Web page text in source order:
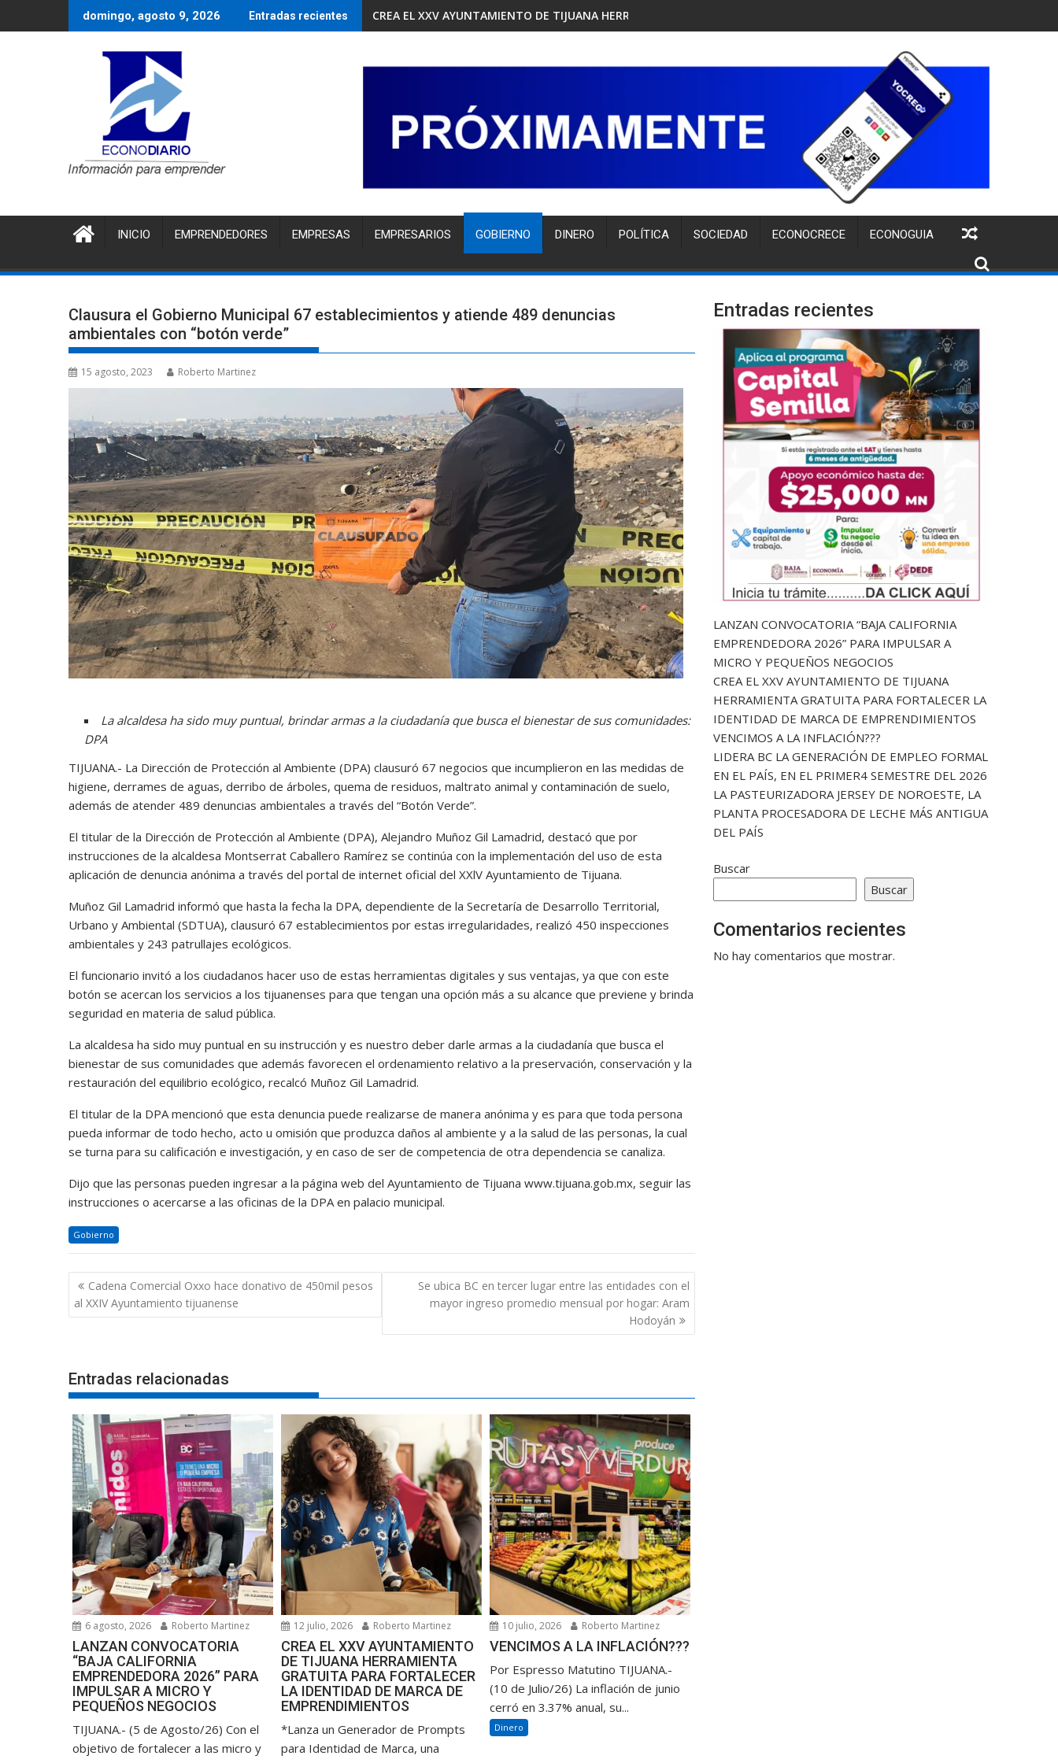
al
domingo, agosto 9, 2026 Entradas recientes CREA EL XXV AYUNTAMIENTO DE TIJUANA HERRAMIENTA GRATUITA PARA FORTALECER LA IDENTIDAD DE MARCA DE
INICIO EMPRENDEDORES EMPRESAS EMPRESARIOS GOBIERNO DINERO POLÍTICA SOCIEDAD ECONOCRECE ECONOGUIA
Clausura el Gobierno Municipal 67 establecimientos y atiende 489 denuncias
ambientales con “botón verde”
15 agosto, 2023 Roberto Martinez
La alcaldesa ha sido muy puntual, brindar armas a la ciudadanía que busca el bienestar de sus comunidades:
DPA
TIJUANA.- La Dirección de Protección al Ambiente (DPA) clausuró 67 negocios que incumplieron en las medidas de
higiene, derrames de aguas, derribo de árboles, quema de residuos, maltrato animal y contaminación de suelo,
además de atender 489 denuncias ambientales a través del “Botón Verde”.
El titular de la Dirección de Protección al Ambiente (DPA), Alejandro Muñoz Gil Lamadrid, destacó que por
instrucciones de la alcaldesa Montserrat Caballero Ramírez se continúa con la implementación del uso de esta
aplicación de denuncia anónima a través del portal de internet oficial del XXlV Ayuntamiento de Tijuana.
Muñoz Gil Lamadrid informó que hasta la fecha la DPA, dependiente de la Secretaría de Desarrollo Territorial,
Urbano y Ambiental (SDTUA), clausuró 67 establecimientos por estas irregularidades, realizó 450 inspecciones
ambientales y 243 patrullajes ecológicos.
El funcionario invitó a los ciudadanos hacer uso de estas herramientas digitales y sus ventajas, ya que con este
botón se acercan los servicios a los tijuanenses para que tengan una opción más a su alcance que previene y brinda
seguridad en materia de salud pública.
La alcaldesa ha sido muy puntual en su instrucción y es nuestro deber darle armas a la ciudadanía que busca el
bienestar de sus comunidades que además favorecen el ordenamiento relativo a la preservación, conservación y la
restauración del equilibrio ecológico, recalcó Muñoz Gil Lamadrid.
El titular de la DPA mencionó que esta denuncia puede realizarse de manera anónima y es para que toda persona
pueda informar de todo hecho, acto u omisión que produzca daños al ambiente y a la salud de las personas, la cual
se turna para su calificación e investigación, y en caso de ser de competencia de otra dependencia se canaliza.
Dijo que las personas pueden ingresar a la página web del Ayuntamiento de Tijuana www.tijuana.gob.mx, seguir las
instrucciones o acercarse a las oficinas de la DPA en palacio municipal.
Gobierno
Navegación
de
entradas
Cadena Comercial Oxxo hace donativo de 450mil pesos
al XXIV Ayuntamiento tijuanense
Se ubica BC en tercer lugar entre las entidades con el
mayor ingreso promedio mensual por hogar: Aram
Hodoyán
Entradas relacionadas
6 agosto, 2026 Roberto Martinez
LANZAN CONVOCATORIA
“BAJA CALIFORNIA
EMPRENDEDORA 2026” PARA
IMPULSAR A MICRO Y
PEQUEÑOS NEGOCIOS
TIJUANA.- (5 de Agosto/26) Con el
objetivo de fortalecer a las micro y
12 julio, 2026 Roberto Martinez
CREA EL XXV AYUNTAMIENTO
DE TIJUANA HERRAMIENTA
GRATUITA PARA FORTALECER
LA IDENTIDAD DE MARCA DE
EMPRENDIMIENTOS
*Lanza un Generador de Prompts
para Identidad de Marca, una
10 julio, 2026 Roberto Martinez
VENCIMOS A LA INFLACIÓN???
Por Espresso Matutino TIJUANA.-
(10 de Julio/26) La inflación de junio
cerró en 3.37% anual, su...
Dinero
Entradas recientes
LANZAN CONVOCATORIA “BAJA CALIFORNIA
EMPRENDEDORA 2026” PARA IMPULSAR A
MICRO Y PEQUEÑOS NEGOCIOS
CREA EL XXV AYUNTAMIENTO DE TIJUANA
HERRAMIENTA GRATUITA PARA FORTALECER LA
IDENTIDAD DE MARCA DE EMPRENDIMIENTOS
VENCIMOS A LA INFLACIÓN???
LIDERA BC LA GENERACIÓN DE EMPLEO FORMAL
EN EL PAÍS, EN EL PRIMER4 SEMESTRE DEL 2026
LA PASTEURIZADORA JERSEY DE NOROESTE, LA
PLANTA PROCESADORA DE LECHE MÁS ANTIGUA
DEL PAÍS
Buscar
Buscar
Comentarios recientes
No hay comentarios que mostrar.